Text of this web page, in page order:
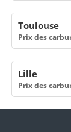
Toulouse
Prix des
Lille
Prix des